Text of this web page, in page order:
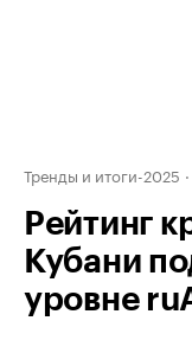
Тренды и итоги-2025
Рейтинг
Кубани
уровне